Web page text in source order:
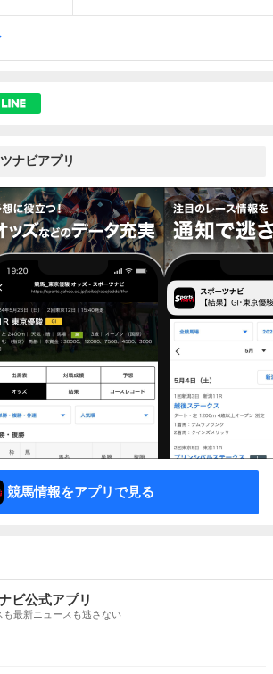
ナビアプリ
競馬情報をアプリで見る
ビ公式アプリ
も最新ニュースも逃さない